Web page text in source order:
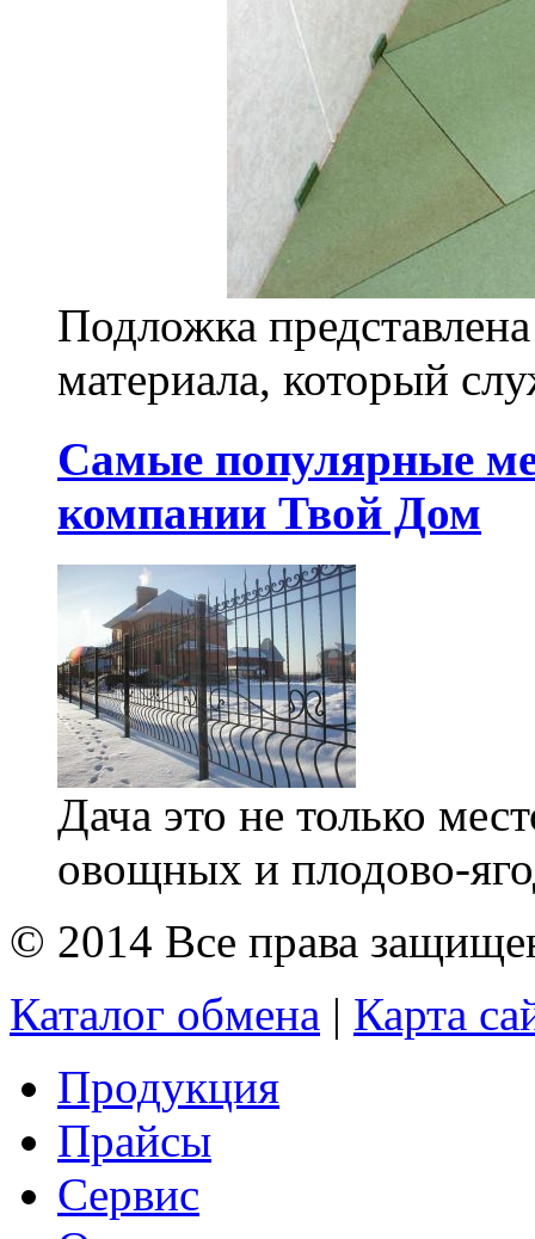
Подложка
материала, который
Самые популярные
компании Твой Дом
Дача это не только
овощных и плодово-
© 2014 Все права
Каталог обмена | Карта
Продукция
Прайсы
Сервис